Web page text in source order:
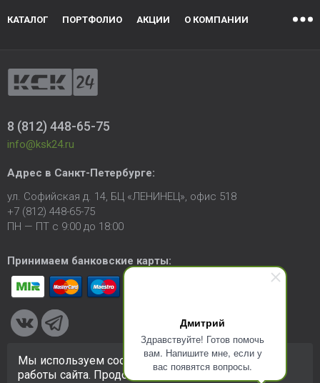
Дмитрий
Здравствуйте! Готов помочь
вам. Напишите мне, если у
вас появятся вопросы.
КАТАЛОГ ПОРТФОЛИО АКЦИИ О КОМПАНИИ
8 (812) 448-65-75
info@ksk24.ru
Адрес в Санкт-Петербурге:
ул. Софийская д. 14, БЦ «ЛЕНИНЕЦ», офис 518
+7 (812) 448-65-75
ПН — ПТ с 9:00 до 18:00
Принимаем банковские карты:
© 2005-2026 ООО «КСК». Сайт https://ksk24.ruсоздан
исключительно в информационных целях и любая информация
Мы используем cookie-файлы для улучшения
работы сайта. Продолжая использовать сайт, вы